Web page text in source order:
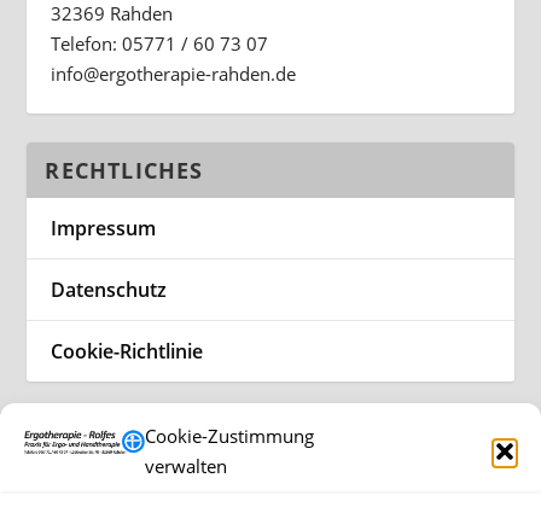
Cookie-Zustimmung
verwalten
Kategorie:Uncategorized
32369 Rahden
Telefon: 05771 / 60 73 07
ed.nedhar-eiparehtogre@ofni
RECHTLICHES
Impressum
Datenschutz
Cookie-Richtlinie